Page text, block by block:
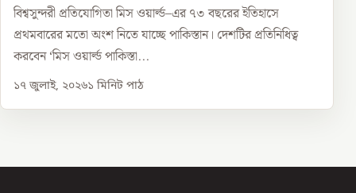
বিশ্বসুন্দরী প্রতিযোগিতা মিস ওয়ার্ল্ড–এর ৭৩ বছরের ইতিহাসে
প্রথমবারের মতো অংশ নিতে যাচ্ছে পাকিস্তান। দেশটির প্রতিনিধিত্ব
করবেন ‘মিস ওয়ার্ল্ড পাকিস্তা...
১৭ জুলাই, ২০২৬১ মিনিট পাঠ